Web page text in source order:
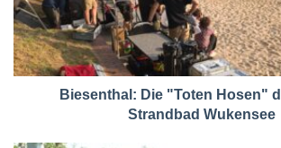
Biesenthal: Die "Toten Hosen"
Strandbad Wukensee